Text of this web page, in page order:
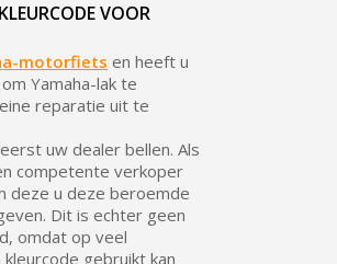
VOOR
motorfiets en heeft u
Yamaha-lak te
reparatie uit te
uw dealer bellen. Als
competente verkoper
deze u deze beroemde
Dit is echter geen
omdat op veel
gebruikt kan